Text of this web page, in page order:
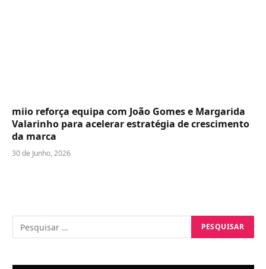
miio reforça equipa com João Gomes e Margarida
Valarinho para acelerar estratégia de crescimento
da marca
30 de Junho, 2026